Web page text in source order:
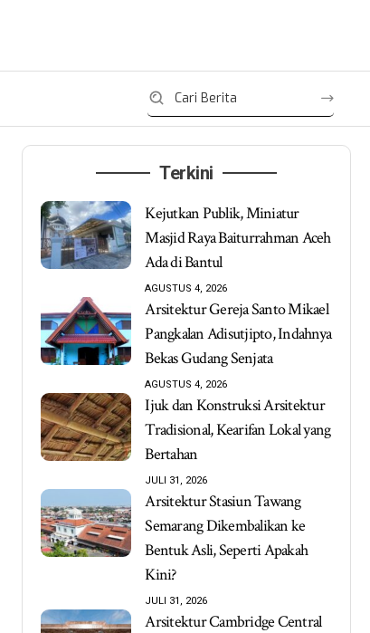
Terkini
Kejutkan Publik, Miniatur
Masjid Raya Baiturrahman Aceh
Ada di Bantul
AGUSTUS 4, 2026
Arsitektur Gereja Santo Mikael
Pangkalan Adisutjipto, Indahnya
Bekas Gudang Senjata
AGUSTUS 4, 2026
Ijuk dan Konstruksi Arsitektur
Tradisional, Kearifan Lokal yang
Bertahan
JULI 31, 2026
Arsitektur Stasiun Tawang
Semarang Dikembalikan ke
Bentuk Asli, Seperti Apakah
Kini?
JULI 31, 2026
Arsitektur Cambridge Central